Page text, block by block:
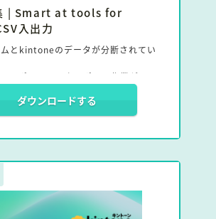
| Smart at tools for
入出力
ムとkintoneのデータが分断されてい
ンポート・エクスポート作業が面
るデータ入力ミスや、確認作業の負担に
出力」の導入事例集です。
際に導入された企業がどのようにデー
化し、業務効率化を実現したのかを具体
す。
ダウンロードする